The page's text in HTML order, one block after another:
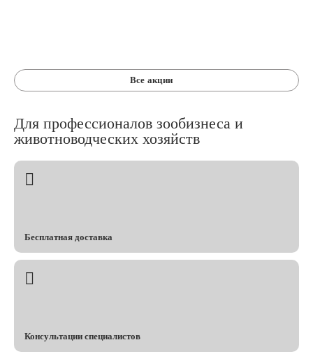
Все акции
Для профессионалов зообизнеса и
животноводческих хозяйств
Бесплатная доставка
Консультации специалистов